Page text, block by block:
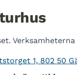
1, 802 50